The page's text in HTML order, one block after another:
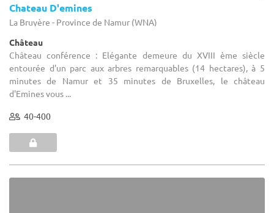
Chateau D'emines
La Bruyère - Province de Namur (WNA)
Château
Château conférence : Elégante demeure du XVIII ème siècle
entourée d'un parc aux arbres remarquables (14 hectares), à 5
minutes de Namur et 35 minutes de Bruxelles, le château
d'Emines vous ...
40-400